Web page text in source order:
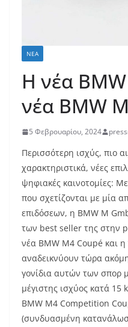
ΝΈΑ
Η νέα
νέα BMW
5 Φεβρουαρίου, 2024
Περισσότερη ισχύς, πιο
χαρακτηριστικά, νέες
ψηφιακές καινοτομίες: Με
που σχετίζονται με μία
επιδόσεων, η BMW M
των best seller της στην
νέα BMW M4 Coupé και
αναδεικνύουν τώρα
γονίδια αυτών των σπορ
μέγιστης ισχύος κατά 15
BMW M4 Competition
(συνδυασμένη